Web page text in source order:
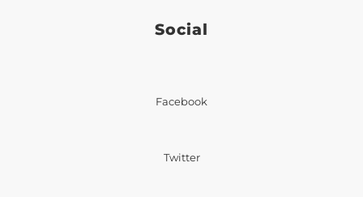
Social
Facebook
Twitter